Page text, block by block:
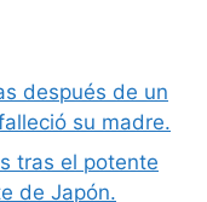
después de un
su madre.
tras el potente
de Japón.